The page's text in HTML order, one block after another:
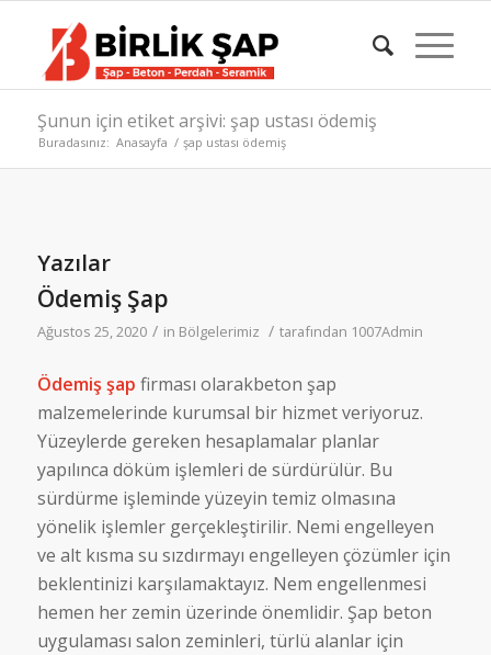
Şunun için etiket arşivi: şap ustası ödemiş
Buradasınız: Anasayfa / şap ustası ödemiş
Yazılar
Ödemiş Şap
Ağustos 25, 2020 / in Bölgelerimiz / tarafından 1007Admin
Ödemiş şap firması olarakbeton şap
malzemelerinde kurumsal bir hizmet veriyoruz.
Yüzeylerde gereken hesaplamalar planlar
yapılınca döküm işlemleri de sürdürülür. Bu
sürdürme işleminde yüzeyin temiz olmasına
yönelik işlemler gerçekleştirilir. Nemi engelleyen
ve alt kısma su sızdırmayı engelleyen çözümler için
beklentinizi karşılamaktayız. Nem engellenmesi
hemen her zemin üzerinde önemlidir. Şap beton
uygulaması salon zeminleri, türlü alanlar için